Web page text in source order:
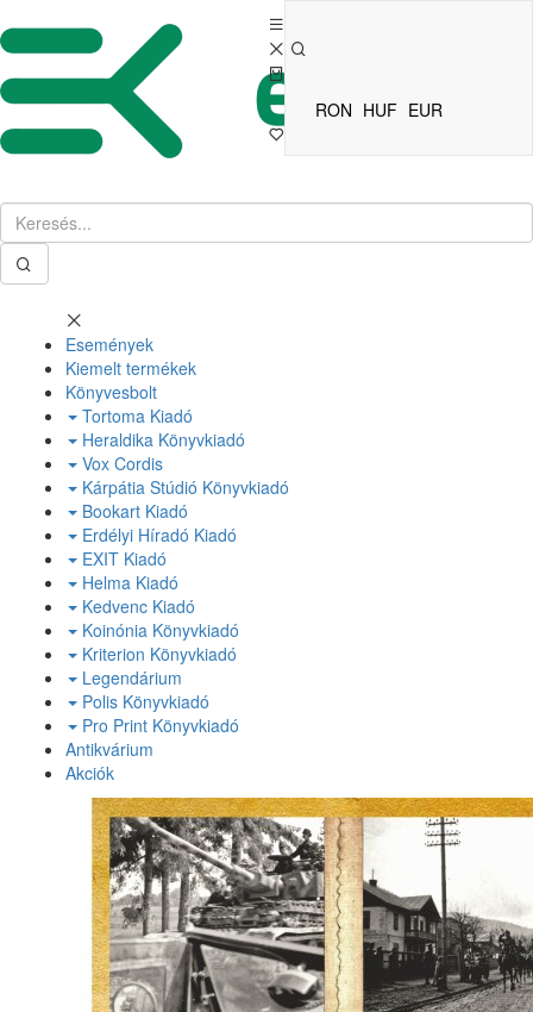
RON HUF EUR
Események
Kiemelt termékek
Könyvesbolt
Tortoma Kiadó
Heraldika Könyvkiadó
Vox Cordis
Kárpátia Stúdió Könyvkiadó
Bookart Kiadó
Erdélyi Híradó Kiadó
EXIT Kiadó
Helma Kiadó
Kedvenc Kiadó
Koinónia Könyvkiadó
Kriterion Könyvkiadó
Legendárium
Polis Könyvkiadó
Pro Print Könyvkiadó
Antikvárium
Akciók